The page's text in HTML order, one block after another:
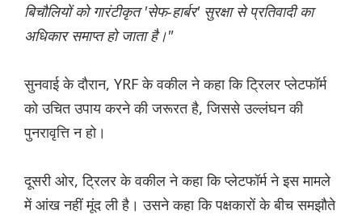
बिचौलियों को गारंटीकृत 'सेफ-हार्बर' सुरक्षा से प्रतिवादी का
अधिकार समाप्त हो जाता है।"
सुनवाई के दौरान, YRF के वकील ने कहा कि ट्रिलर प्लेटफॉर्म
को उचित उपाय करने की जरूरत है, जिससे उल्लंघन की
पुनरावृत्ति न हो।
दूसरी ओर, ट्रिलर के वकील ने कहा कि प्लेटफॉर्म ने इस मामले
में आंख नहीं मूंद ली है। उसने कहा कि पक्षकारों के बीच समझौते